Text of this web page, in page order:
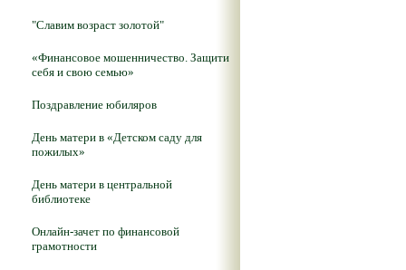
"Славим возраст золотой"
«Финансовое мошенничество. Защити
себя и свою семью»
Поздравление юбиляров
День матери в «Детском саду для
пожилых»
День матери в центральной
библиотеке
Онлайн-зачет по финансовой
грамотности